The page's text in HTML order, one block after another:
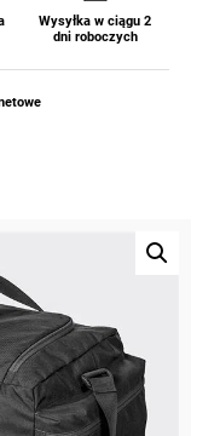
Wysyłka w ciągu 2
dni roboczych